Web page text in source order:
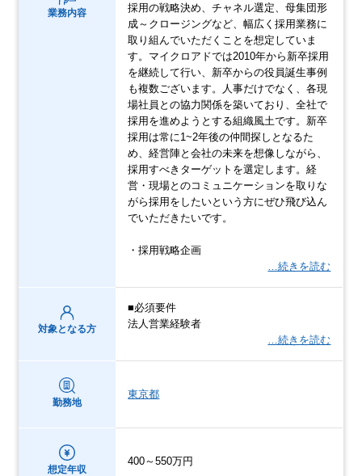
業務内容
採用の戦略決め、チャネル選定、母集団形
成～クロージングなど、幅広く採用業務に
取り組んでいただくことを想定していま
す。マイクロアドでは2010年から新卒採用
を継続して行い、新卒からの役員誕生事例
も複数ございます。人事だけでなく、各現
場社員との協力関係を築いており、全社で
採用を進めようとする組織風土です。新卒
採用は常に1~2年後の仲間探しとなるた
め、経営陣と会社の未来を想像しながら、
採用すべきターゲットを選定します。経
営・現場とのコミュニケーションを取りな
がら採用をしたいという方にぜひ飛び込ん
でいただきたいです。
・採用戦略企画
…続きを読む
対象となる方
■必須要件
法人営業経験者
…続きを読む
勤務地
東京都
想定年収
400～550万円